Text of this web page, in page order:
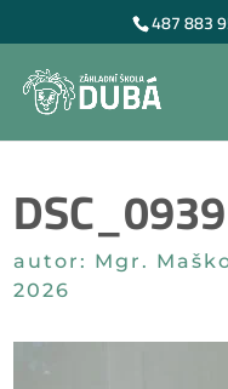
487 883
DSC_0939
autor: Mgr.
2026